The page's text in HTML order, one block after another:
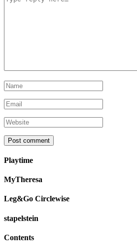
Playtime
MyTheresa
Leg&Go Circlewise
stapelstein
Contents